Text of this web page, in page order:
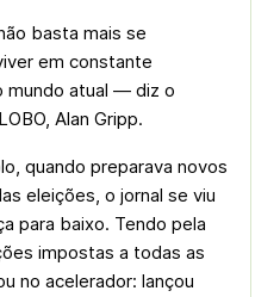
basta mais se
em constante
mundo atual — diz o
Alan Gripp.
quando preparava novos
eleições, o jornal se viu
para baixo. Tendo pela
impostas a todas as
no acelerador: lançou